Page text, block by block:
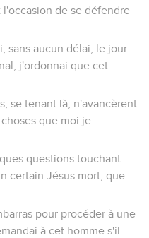
aux petits et aux
ce que les prophètes et
soumis aux souffrances,
des morts, il devait
aux nations.
défense, Festus dit à
; ton grand savoir te met
de sens, très-excellent
de vérité et de sens